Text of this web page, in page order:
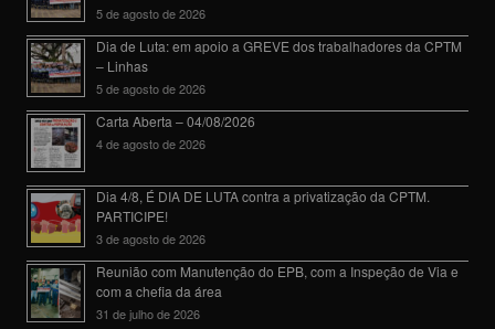
5 de agosto de 2026
Dia de Luta: em apoio a GREVE dos trabalhadores da CPTM
– Linhas
5 de agosto de 2026
Carta Aberta – 04/08/2026
4 de agosto de 2026
Dia 4/8, É DIA DE LUTA contra a privatização da CPTM.
PARTICIPE!
3 de agosto de 2026
Reunião com Manutenção do EPB, com a Inspeção de Via e
com a chefia da área
31 de julho de 2026